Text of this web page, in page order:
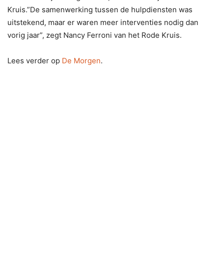
Kruis.”De samenwerking tussen de hulpdiensten was
uitstekend, maar er waren meer interventies nodig dan
vorig jaar”, zegt Nancy Ferroni van het Rode Kruis.
Lees verder op De Morgen.